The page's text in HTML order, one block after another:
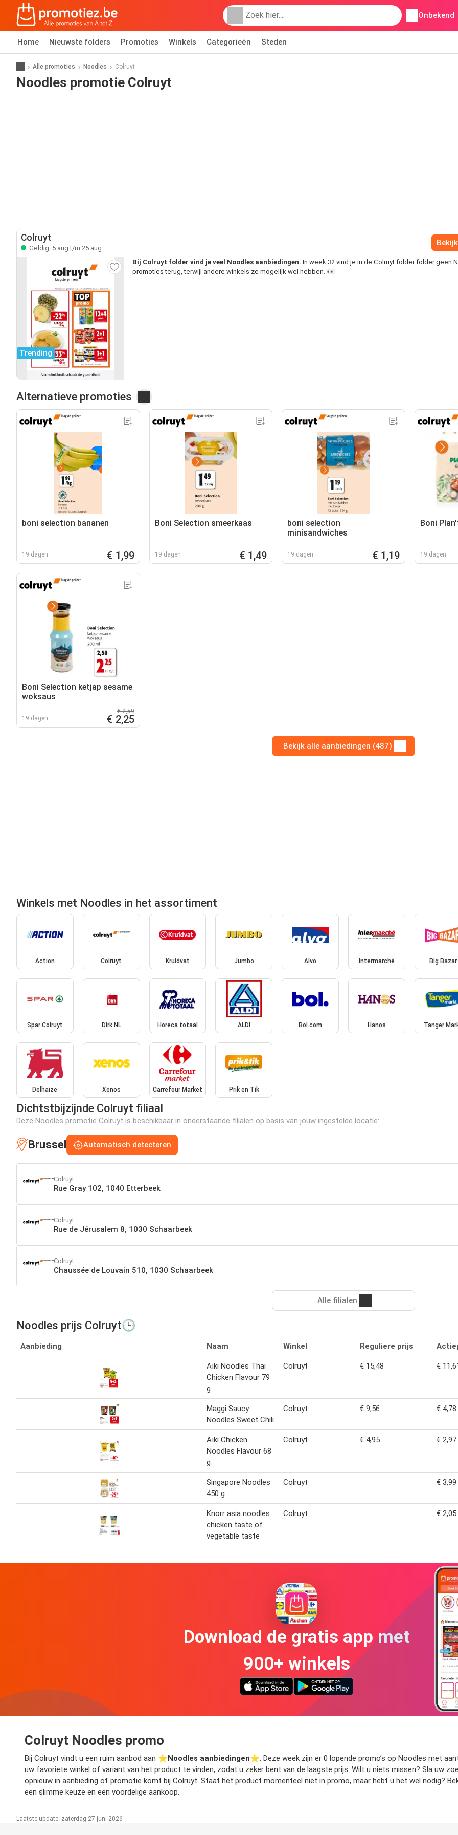
Onbekend
Home Nieuwste folders Promoties Winkels Categorieën Steden
Alle promoties Noodles Colruyt
Noodles promotie Colruyt
Colruyt
Geldig: 5 aug t/m 25 aug
Trending
Bij Colruyt folder vind je veel Noodles aanbiedingen. In week 32 vind je in de Colruyt folder folder geen
promoties terug, terwijl andere winkels ze mogelijk wel hebben. 👀
Alternatieve promoties
boni selection bananen
19 dagen € 1,99
Boni Selection smeerkaas
19 dagen € 1,49
boni selection
minisandwiches
19 dagen € 1,19
Boni
19 dagen
Boni Selection ketjap sesame
woksaus
19 dagen
€ 2,59
€ 2,25
Bekijk alle aanbiedingen (487)
Winkels met Noodles in het assortiment
Action Colruyt Kruidvat Jumbo Alvo Intermarché Big Bazar
Spar Colruyt Dirk NL Horeca totaal ALDI Bol.com Hanos Tanger
Delhaize Xenos Carrefour Market Prik en Tik
Dichtstbijzijnde Colruyt filiaal
Deze Noodles promotie Colruyt is beschikbaar in onderstaande filialen op basis van jouw ingestelde locatie:
Brussel Automatisch detecteren
Colruyt
Rue Gray 102, 1040 Etterbeek
Colruyt
Rue de Jérusalem 8, 1030 Schaarbeek
Colruyt
Chaussée de Louvain 510, 1030 Schaarbeek
Alle filialen
Noodles prijs Colruyt🕒
Aanbieding Naam Winkel Reguliere prijs
Aïki Noodles Thai
Chicken Flavour 79
g
Colruyt € 15,48 €
Maggi Saucy
Noodles Sweet Chili
Colruyt € 9,56 € 4,78
Aïki Chicken
Noodles Flavour 68
g
Colruyt € 4,95 € 2,97
Singapore Noodles
450 g
Colruyt € 3,99
Knorr asia noodles
chicken taste of
vegetable taste
Colruyt € 2,05
Download de gratis app met
900+ winkels
Colruyt Noodles promo
Bij Colruyt vindt u een ruim aanbod aan ⭐️Noodles aanbiedingen⭐️. Deze week zijn er 0 lopende promo’s op Noodles met
uw favoriete winkel of variant van het product te vinden, zodat u zeker bent van de laagste prijs. Wilt u niets missen? Sla uw
opnieuw in aanbieding of promotie komt bij Colruyt. Staat het product momenteel niet in promo, maar hebt u het wel nodig?
een slimme keuze en een voordelige aankoop.
Laatste update: zaterdag 27 juni 2026